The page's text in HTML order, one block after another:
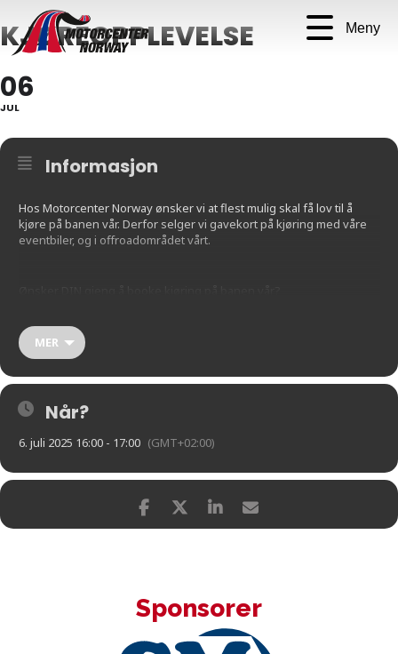
Meny
KJØREOPPLEVELSE
06
JUL
Informasjon
Hos Motorcenter Norway ønsker vi at flest mulig skal få lov til å
kjøre på banen vår. Derfor selger vi gavekort på kjøring med våre
eventbiler, og i offroadområdet vårt.
Mer informasjon finner du her:
https://motorcenternorway.pameldingssystem.no/gavekort-
kjoreopplevelse-2024
MER
Når?
6. juli 2025 16:00 - 17:00 (GMT+02:00)
Sponsorer